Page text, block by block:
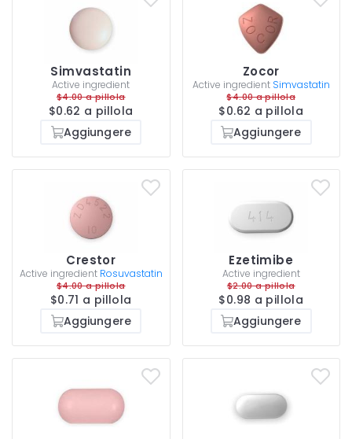
Simvastatin
Active ingredient
$4.00 a pillola
$0.62 a pillola
Aggiungere
Zocor
Active ingredient Simvastatin
$4.00 a pillola
$0.62 a pillola
Aggiungere
Crestor
Active ingredient Rosuvastatin
$4.00 a pillola
$0.71 a pillola
Aggiungere
Ezetimibe
Active ingredient
$2.00 a pillola
$0.98 a pillola
Aggiungere